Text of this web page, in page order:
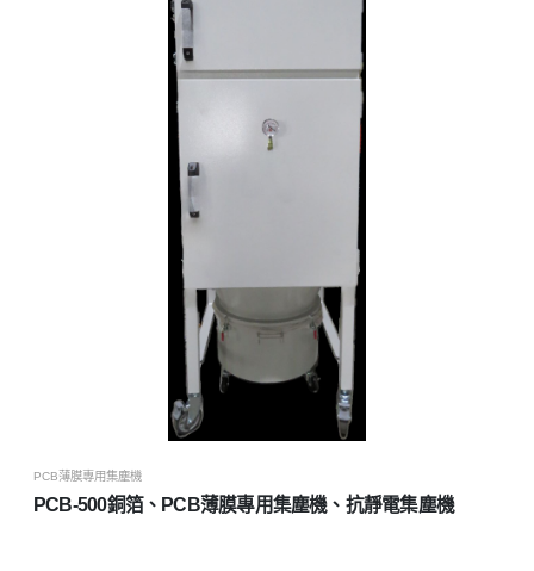
PCB薄膜專用集塵機
PCB-500銅箔、PCB薄膜專用集塵機、抗靜電集塵機